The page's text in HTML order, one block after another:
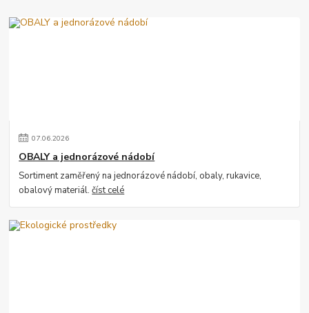
07.06.2026
OBALY a jednorázové nádobí
Sortiment zaměřený na jednorázové nádobí, obaly, rukavice,
obalový materiál.číst celé